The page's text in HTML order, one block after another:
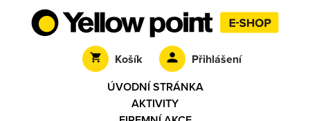
Košík
Přihlášení
ÚVODNÍ STRÁNKA
AKTIVITY